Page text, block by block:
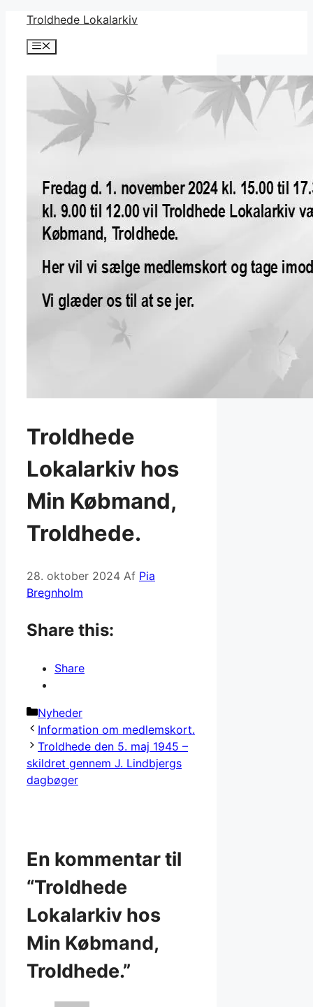
Hop
indhold
Troldhede Lokalarkiv
Menu
Troldhede
Lokalarkiv hos
Min Købmand,
Troldhede.
28. oktober 2024 Af Pia
Bregnholm
Share this:
Share
Kategorier
Nyheder
Information om medlemskort.
Troldhede den 5. maj 1945 –
skildret gennem J. Lindbjergs
dagbøger
En kommentar til
“Troldhede
Lokalarkiv hos
Min Købmand,
Troldhede.”